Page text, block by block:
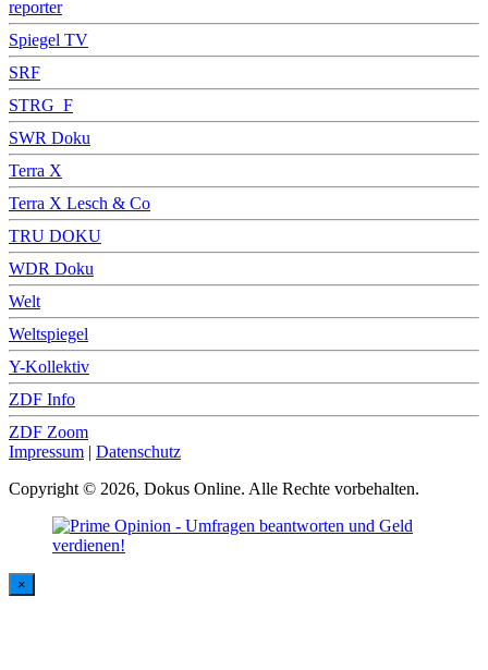
reporter
Spiegel TV
SRF
STRG_F
SWR Doku
Terra X
Terra X Lesch & Co
TRU DOKU
WDR Doku
Welt
Weltspiegel
Y-Kollektiv
ZDF Info
ZDF Zoom
Impressum | Datenschutz
Copyright © 2026, Dokus Online. Alle Rechte vorbehalten.
×